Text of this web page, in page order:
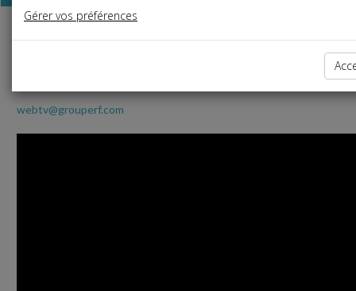
Toute l'actualité juridique en vidéo avec
webtv@grouperf.com
Gérer vos préférences